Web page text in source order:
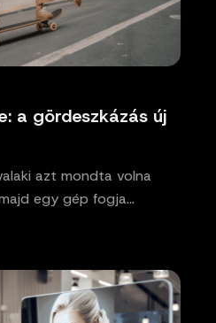
a gördeszkázás új
azt mondta volna
egy gép fogja…